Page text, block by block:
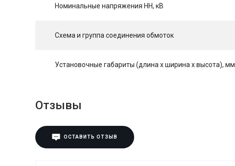
Номинальные напряжения НН, кВ
Схема и группа соединения обмоток
Установочные габариты (длина х ширина х высота), мм
Отзывы
ОСТАВИТЬ ОТЗЫВ